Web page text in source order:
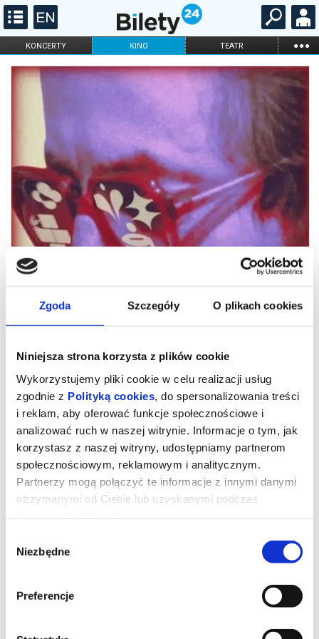
Zgoda Szczegóły O plikach cookies
Niniejsza strona korzysta z plików cookie
Wykorzystujemy pliki cookie w celu realizacji usług
zgodnie z Polityką cookies , do spersonalizowania treści
i reklam, aby oferować funkcje społecznościowe i
analizować ruch w naszej witrynie. Informacje o tym, jak
korzystasz z naszej witryny, udostępniamy partnerom
społecznościowym, reklamowym i analitycznym.
Partnerzy mogą połączyć te informacje z innymi danymi
otrzymanymi od Ciebie lub uzyskanymi podczas
zgody
Niezbędne
Preferencje
KONCERTY KINO TEATR ...
FILHARMONIA OPERA I BALET
STAND-UP
DLA DZIECI
Znaki Pana Śliwki
Wbrew oczekiwaniom rodziny Karol Śliwka opuszcza wieś i
zaczyna studia artystyczne w Warszawie. Postanawia zająć się
znaki nie wiszą w galeriach, ale są obecne w polskich domach, na